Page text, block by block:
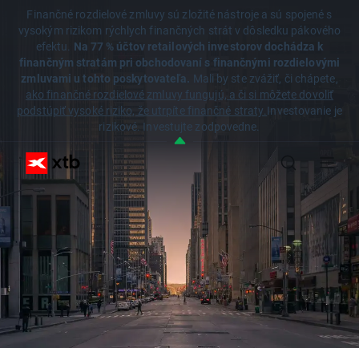
Finančné rozdielové zmluvy sú zložité nástroje a sú spojené s
vysokým rizikom rýchlych finančných strát v dôsledku pákového
efektu. Na 77 % účtov retailových investorov dochádza k
finančným stratám pri obchodovaní s finančnými rozdielovými
zmluvami u tohto poskytovateľa. Mali by ste zvážiť, či chápete,
ako finančné rozdielové zmluvy fungujú, a či si môžete dovoliť
podstúpiť vysoké riziko, že utrpíte finančné straty.Investovanie je
rizikové. Investujte zodpovedne.